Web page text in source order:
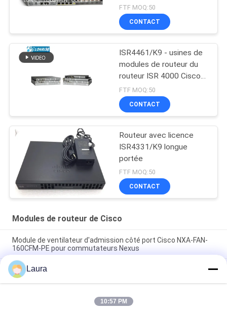
l'agrégation ASR1001
FTF MOQ:50
CONTACT
ISR4461/K9 - usines de
modules de routeur du
routeur ISR 4000 Cisco
de Cisco
FTF MOQ:50
CONTACT
Routeur avec licence
ISR4331/K9 longue
portée
FTF MOQ:50
CONTACT
Modules de routeur de Cisco
Module de ventilateur d'admission côté port Cisco NXA-FAN-
160CFM-PE pour commutateurs Nexus
ISR4221-SEC/K9 ISR 4321 with 2 onboard GE, 2 NIM slots, 1 ISC
slot, 4 GB Flash Memory default, 4 GB DRAM default
C1-ASR1001-HX/K9 Cisco fournisseur de 1000 de série de
radar de surveillance aérienne de plate-forme de Cisco
Laura
10:57 PM